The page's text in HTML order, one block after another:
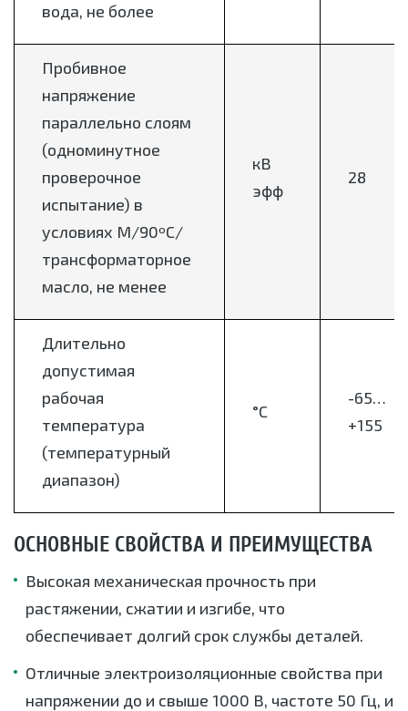
вода, не более
Пробивное
напряжение
параллельно слоям
(одноминутное
проверочное
испытание) в
условиях М/90ºС/
трансформаторное
масло, не менее
кВ
эфф
28
Длительно
допустимая
рабочая
температура
(температурный
диапазон)
°С
-65…
+155
ОСНОВНЫЕ СВОЙСТВА И ПРЕИМУЩЕСТВА
Высокая механическая прочность при
растяжении, сжатии и изгибе, что
обеспечивает долгий срок службы деталей.
Отличные электроизоляционные свойства при
напряжении до и свыше 1000 В, частоте 50 Гц, и